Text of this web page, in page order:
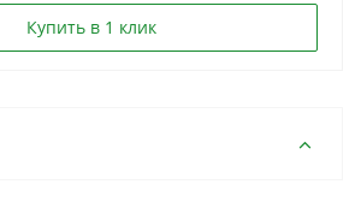
Купить в 1 клик